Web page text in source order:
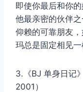
即使你最后和你
他最亲密的伙伴
仰赖的可靠朋友
玛总是固定相见一
3.《BJ 单身日记
2001）